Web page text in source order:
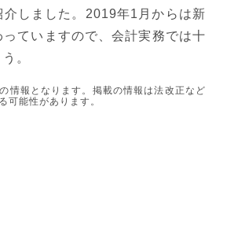
介しました。2019年1月からは新
っていますので、会計実務では十
。
情報となります。掲載の情報は法改正など
可能性があります。